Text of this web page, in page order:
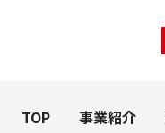
TOP 事業紹介